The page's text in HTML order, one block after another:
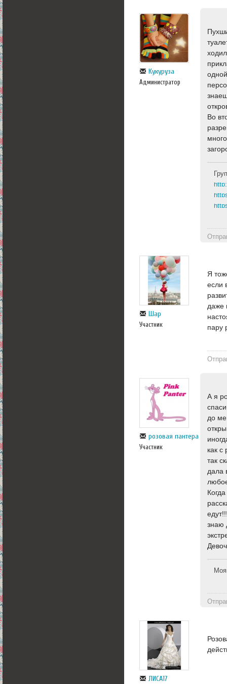
Кукуруза
Администратор
Во
Шар
Участник
Я
если
даже
пару
розовая пантера
Участник
А я
до
как с
так
дала
знаю
ЛИСА17